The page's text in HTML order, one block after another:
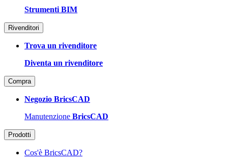
Strumenti BIM
Rivenditori
Trova un rivenditore
Diventa un rivenditore
Compra
Negozio BricsCAD
Manutenzione BricsCAD
Prodotti
Cos'è BricsCAD?